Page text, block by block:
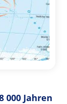
000 Jahren